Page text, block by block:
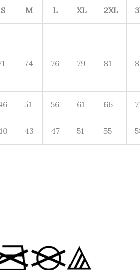
S M L XL 2XL
74 76 79 81
51 56 61 66
43 47 51 55